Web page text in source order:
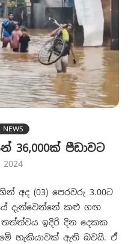
NEWS
36,000ක් පීඩාවට
2024
අද (03) පෙරවරු 3.00ට
දැන්වෙන්නේ කළු ගඟ
තත්ත්වය ඉදිරි දින දෙකක
හැකියාවක් ඇති බවයි. ඒ